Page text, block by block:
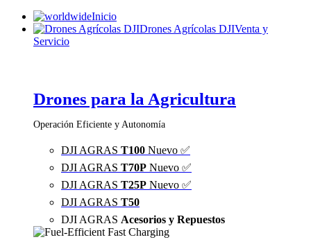
Inicio
Drones Agrícolas DJIVenta y
Servicio
Drones para la Agricultura
Operación Eficiente y Autonomía
DJI AGRAS T100 Nuevo ✅
DJI AGRAS T70P Nuevo ✅
DJI AGRAS T25P Nuevo ✅
DJI AGRAS T50
DJI AGRAS Acesorios y Repuestos